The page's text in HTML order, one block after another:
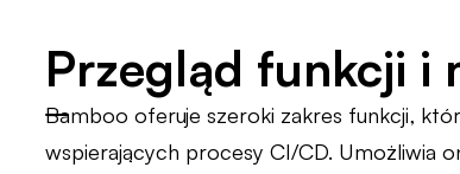
Przegląd funkcji i
Bamboo oferuje szeroki zakres funkcji,
wspierających procesy CI/CD. Umożliwia